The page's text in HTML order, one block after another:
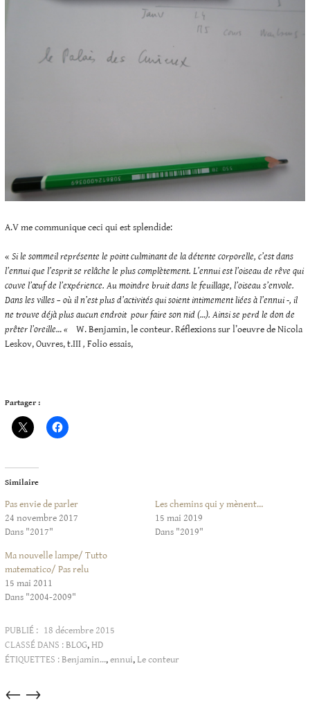
A.V me communique ceci qui est splendide:
« Si le sommeil représente le point culminant de la détente corporelle, c’est dans
l’ennui que l’esprit se relâche le plus complètement. L’ennui est l’oiseau de rêve qui
couve l’œuf de l’expérience. Au moindre bruit dans le feuillage, l’oiseau s’envole.
Dans les villes – où il n’est plus d’activités qui soient intimement liées à l’ennui -, il
ne trouve déjà plus aucun endroit pour faire son nid (…). Ainsi se perd le don de
prêter l’oreille… «
W. Benjamin, le conteur. Réflexions sur l’oeuvre de Nicola
Leskov, Ouvres, t.III, Folio essais,
Partager :
Similaire
Pas envie de parler
24 novembre 2017
Dans "2017"
Les chemins qui y mènent…
15 mai 2019
Dans "2019"
Ma nouvelle lampe/ Tutto
matematico/ Pas relu
15 mai 2011
Dans "2004-2009"
PUBLIÉ : 18 décembre 2015
CLASSÉ DANS :BLOG,HD
ÉTIQUETTES :Benjamin...,ennui,Le conteur
Articles
→
←